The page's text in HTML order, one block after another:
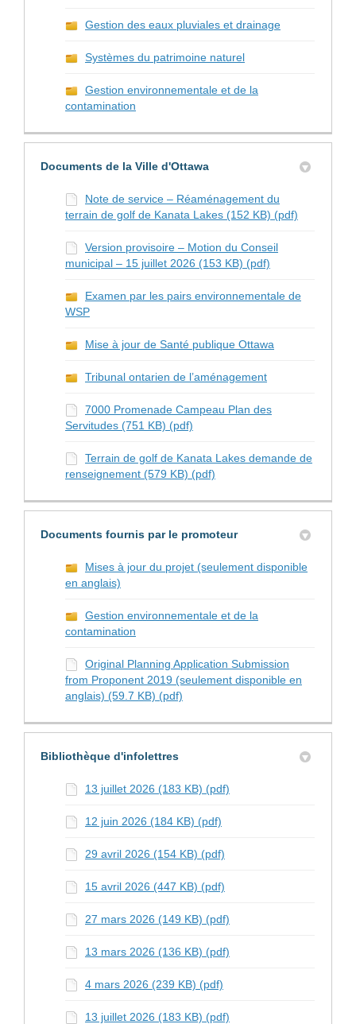
Gestion des eaux pluviales et drainage
Systèmes du patrimoine naturel
Gestion environnementale et de la
contamination
Documents de la Ville d'Ottawa
Note de service – Réaménagement du
terrain de golf de Kanata Lakes (152 KB) (pdf)
Version provisoire – Motion du Conseil
municipal – 15 juillet 2026 (153 KB) (pdf)
Examen par les pairs environnementale de
WSP
Mise à jour de Santé publique Ottawa
Tribunal ontarien de l’aménagement
7000 Promenade Campeau Plan des
Servitudes (751 KB) (pdf)
Terrain de golf de Kanata Lakes demande de
renseignement (579 KB) (pdf)
Documents fournis par le promoteur
Mises à jour du projet (seulement disponible
en anglais)
Gestion environnementale et de la
contamination
Original Planning Application Submission
from Proponent 2019 (seulement disponible en
anglais) (59.7 KB) (pdf)
Bibliothèque d'infolettres
13 juillet 2026 (183 KB) (pdf)
12 juin 2026 (184 KB) (pdf)
29 avril 2026 (154 KB) (pdf)
15 avril 2026 (447 KB) (pdf)
27 mars 2026 (149 KB) (pdf)
13 mars 2026 (136 KB) (pdf)
4 mars 2026 (239 KB) (pdf)
13 juillet 2026 (183 KB) (pdf)